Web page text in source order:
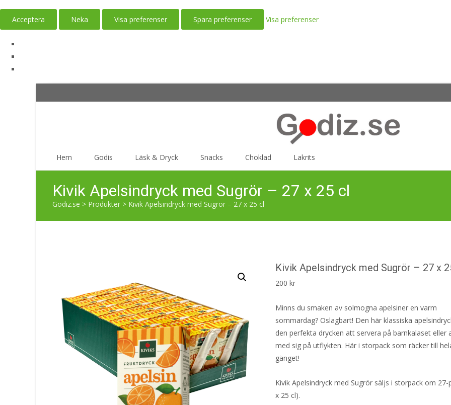
Acceptera Neka Visa preferenser Spara preferenser Visa preferenser
Hem Godis Läsk & Dryck Snacks Choklad Lakrits
Kivik Apelsindryck med Sugrör – 27 x 25 cl
Godiz.se > Produkter > Kivik Apelsindryck med Sugrör – 27 x 25 cl
Kivik Apelsindryck med Sugrör – 27 x
200kr
Minns du smaken av solmogna apelsiner en varm
sommardag? Oslagbart! Den här klassiska
den perfekta drycken att servera på barnkalaset eller
med sig på utflykten. Här i storpack som räcker till
gänget!
Kivik Apelsindryck med Sugrör säljs i storpack om 27-
x 25 cl).